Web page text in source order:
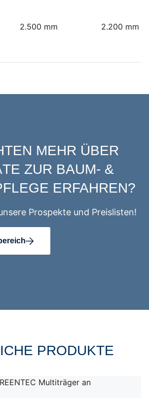
2.500 mm 2.200 mm
MEHR ÜBER
ZUR BAUM- &
ERFAHREN?
Prospekte und Preislisten!
PRODUKTE